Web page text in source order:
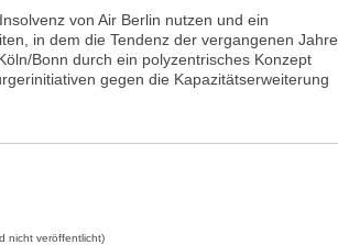
von Air Berlin nutzen und ein
in dem die Tendenz der vergangenen Jahre
Bonn durch ein polyzentrisches Konzept
gegen die Kapazitätserweiterung
nicht veröffentlicht)